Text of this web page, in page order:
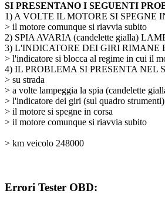
SI PRESENTANO I SEGUENTI
1) A VOLTE IL MOTORE SI SPEGNE
> il motore comunque si riavvia subito
2) SPIA AVARIA (candelette gialla)
3) L'INDICATORE DEI GIRI RIMANE
> l'indicatore si blocca al regime in cui il
4) IL PROBLEMA SI PRESENTA NEL
> su strada
> a volte lampeggia la spia (candelette
> l'indicatore dei giri (sul quadro
> il motore si spegne in corsa
> il motore comunque si riavvia subito
> km veicolo 248000
Errori Tester OBD: